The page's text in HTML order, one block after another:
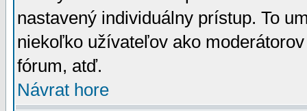
nastavený individuálny prístup. To
niekoľko užívateľov ako
fórum, atď.
Návrat hore